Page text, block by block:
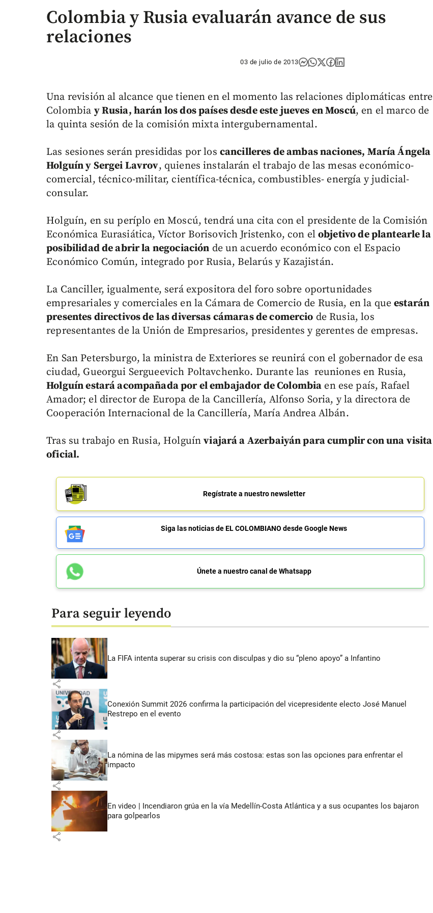
Colombia y Rusia evaluarán avance de sus
relaciones
03 de julio de 2013
Una revisión al alcance que tienen en el momento las relaciones diplomáticas entre
Colombia y Rusia, harán los dos países desde este jueves en Moscú, en el marco de
la quinta sesión de la comisión mixta intergubernamental.
Las sesiones serán presididas por los cancilleres de ambas naciones, María Ángela
Holguín y Sergei Lavrov, quienes instalarán el trabajo de las mesas económico-
comercial, técnico-militar, científica-técnica, combustibles- energía y judicial-
consular.
Holguín, en su períplo en Moscú, tendrá una cita con el presidente de la Comisión
Económica Eurasiática, Víctor Borisovich Jristenko, con elobjetivo de plantearle la
posibilidad de abrir la negociación de un acuerdo económico con el Espacio
Económico Común, integrado por Rusia, Belarús y Kazajistán.
La Canciller, igualmente, será expositora del foro sobre oportunidades
empresariales y comerciales en la Cámara de Comercio de Rusia, en la queestarán
presentes directivos de las diversas cámaras de comercio de Rusia, los
representantes de la Unión de Empresarios, presidentes y gerentes de empresas.
En San Petersburgo, la ministra de Exteriores se reunirá con el gobernador de esa
ciudad, Gueorgui Sergueevich Poltavchenko. Durante las reuniones en Rusia,
Holguín estará acompañada por el embajador de Colombia en ese país, Rafael
Amador; el director de Europa de la Cancillería, Alfonso Soria, y la directora de
Cooperación Internacional de la Cancillería, María Andrea Albán.
Tras su trabajo en Rusia, Holguínviajará a Azerbaiyán para cumplir con una visita
oficial.
Regístrate a nuestro newsletter
Siga las noticias de EL COLOMBIANO desde Google News
Únete a nuestro canal de Whatsapp
Para seguir leyendo
La FIFA intenta superar su crisis con disculpas y dio su “pleno apoyo” a Infantino
share
Conexión Summit 2026 confirma la participación del vicepresidente electo José Manuel
Restrepo en el evento
share
La nómina de las mipymes será más costosa: estas son las opciones para enfrentar el
impacto
share
En video | Incendiaron grúa en la vía Medellín-Costa Atlántica y a sus ocupantes los bajaron
para golpearlos
share